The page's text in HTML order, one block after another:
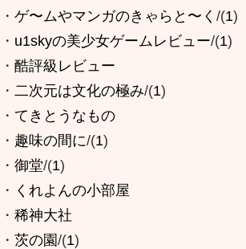
・ ゲ〜ムやマンガのきゃらと〜く /(1)
・ u1skyの美少女ゲームレビュー/(1)
・ 酷評級レビュー
・ 二次元は文化の極み/(1)
・ てきとうなもの
・ 趣味の間に/(1)
・ 御堂/(1)
・ くれよんの小部屋
・ 稀神大社
・ 茨の園/(1)